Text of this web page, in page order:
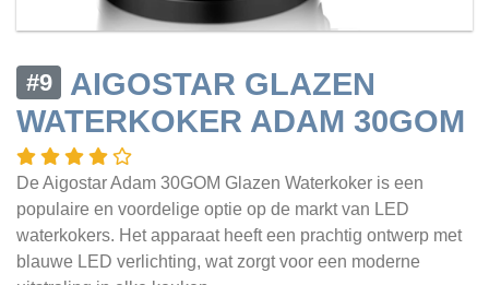
#9
AIGOSTAR GLAZEN
WATERKOKER ADAM 30GOM
De Aigostar Adam 30GOM Glazen Waterkoker is een
populaire en voordelige optie op de markt van LED
waterkokers. Het apparaat heeft een prachtig ontwerp met
blauwe LED verlichting, wat zorgt voor een moderne